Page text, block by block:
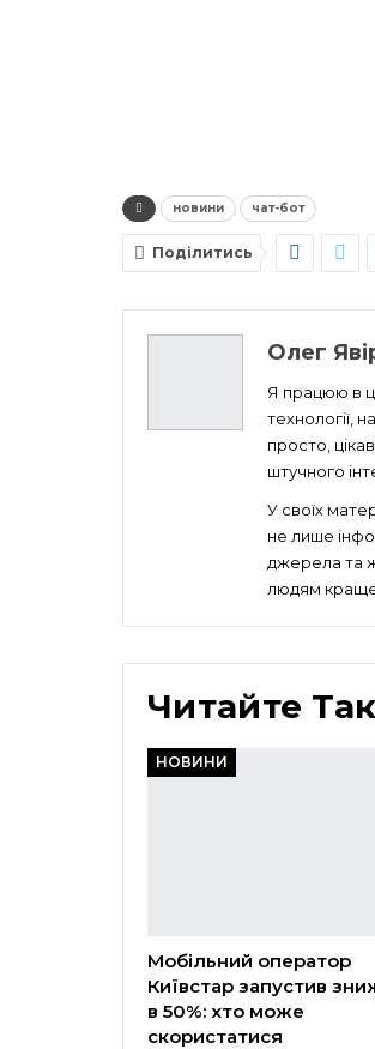
новини чат-бот
Поділитись
Олег
Я працюю в
технології,
просто,
штучного
У своїх
не лише
джерела та
людям краще
Читайте
НОВИНИ
Мобільний оператор
Київстар запустив
в 50%: хто може
скористатися